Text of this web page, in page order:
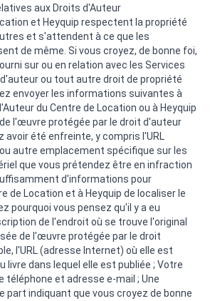
aux Droits d'Auteur
et Heyquip respectent la propriété
et s'attendent à ce que les
de même. Si vous croyez, de bonne foi,
sur ou en relation avec les Services
ou tout autre droit de propriété
envoyer les informations suivantes à
du Centre de Location ou à Heyquip
l'œuvre protégée par le droit d'auteur
avoir été enfreinte, y compris l'URL
autre emplacement spécifique sur les
que vous prétendez être en infraction
d'informations pour
de Location et à Heyquip de localiser le
pourquoi vous pensez qu'il y a eu
de l'endroit où se trouve l'original
de l'œuvre protégée par le droit
l'URL (adresse Internet) où elle est
livre dans lequel elle est publiée ; Votre
téléphone et adresse e-mail ; Une
part indiquant que vous croyez de bonne